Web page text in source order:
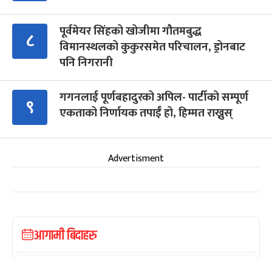
८
पूर्वमेयर सिंहको खोजीमा गौतमबुद्ध
विमानस्थलको कुकुरसमेत परिचालन, ड्रोनबाट
पनि निगरानी
९
गगनलाई पूर्णबहादुरको अपिल- पार्टीको सम्पूर्ण
एकताको निर्णायक तपाईँ हो, हिम्मत राख्नुस्
Advertisment
आगामी बिदाहरु